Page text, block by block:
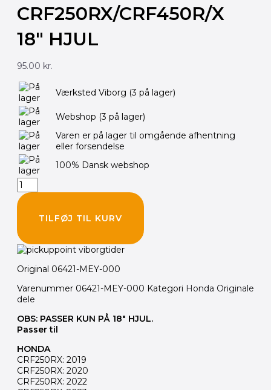
CRF250RX/CRF450R/X
18″ HJUL
95.00 kr.
Værksted Viborg (3 på lager)
Webshop (3 på lager)
Varen er på lager til omgående afhentning
eller forsendelse
100% Dansk webshop
HONDA
Original
Eger
Sæt,
Bag
Yderside.
CRF250RX/CRF450R/X
18"
Hjul
antal
TILFØJ TIL KURV
Original 06421-MEY-000
Varenummer 06421-MEY-000 Kategori Honda Originale
dele
OBS: PASSER KUN PÅ 18″ HJUL.
Passer til
HONDA
CRF250RX: 2019
CRF250RX: 2020
CRF250RX: 2022